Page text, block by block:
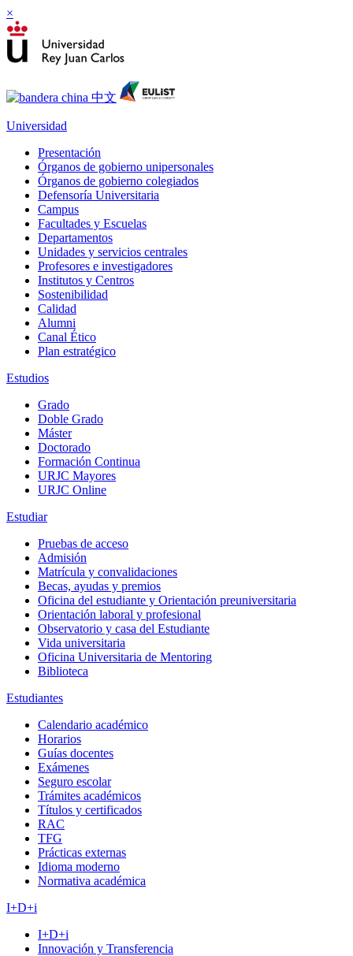
×
Universidad
Presentación
Órganos de gobierno unipersonales
Órganos de gobierno colegiados
Defensoría Universitaria
Campus
Facultades y Escuelas
Departamentos
Unidades y servicios centrales
Profesores e investigadores
Institutos y Centros
Sostenibilidad
Calidad
Alumni
Canal Ético
Plan estratégico
Estudios
Grado
Doble Grado
Máster
Doctorado
Formación Continua
URJC Mayores
URJC Online
Estudiar
Pruebas de acceso
Admisión
Matrícula y convalidaciones
Becas, ayudas y premios
Oficina del estudiante y Orientación preuniversitaria
Orientación laboral y profesional
Observatorio y casa del Estudiante
Vida universitaria
Oficina Universitaria de Mentoring
Biblioteca
Estudiantes
Calendario académico
Horarios
Guías docentes
Exámenes
Seguro escolar
Trámites académicos
Títulos y certificados
RAC
TFG
Prácticas externas
Idioma moderno
Normativa académica
I+D+i
I+D+i
Innovación y Transferencia